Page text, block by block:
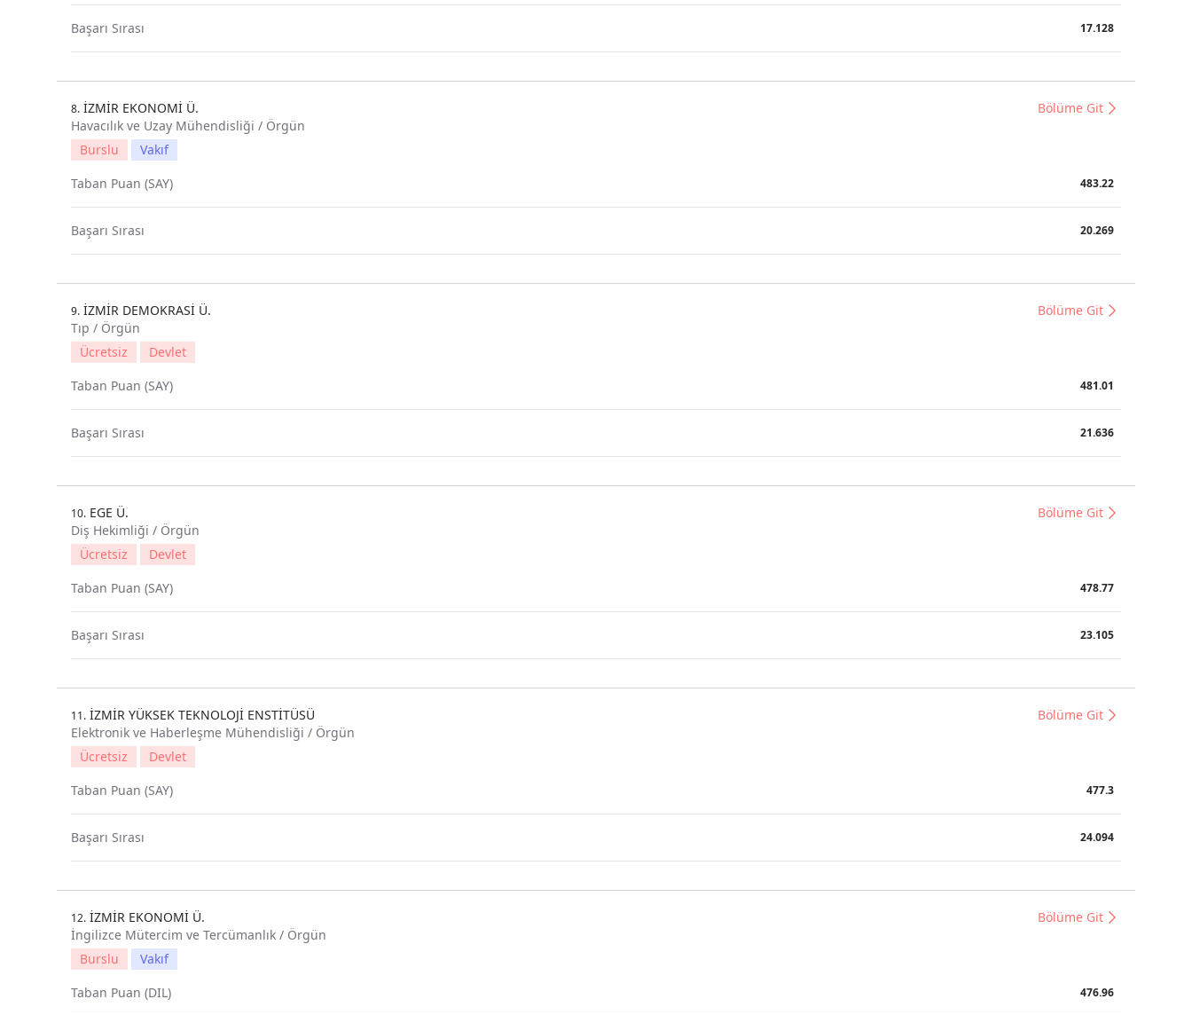
Başarı Sırası 17.128
8. İZMİR EKONOMİ Ü.
Havacılık ve Uzay Mühendisliği / Örgün
Bölüme Git
Burslu
Vakıf
Taban Puan (SAY)
483.22
Başarı Sırası 20.269
9. İZMİR DEMOKRASİ Ü.
Tıp / Örgün
Bölüme Git
Ücretsiz
Devlet
Taban Puan (SAY)
481.01
Başarı Sırası 21.636
10. EGE Ü.
Diş Hekimliği / Örgün
Bölüme Git
Ücretsiz
Devlet
Taban Puan (SAY)
478.77
Başarı Sırası 23.105
11. İZMİR YÜKSEK TEKNOLOJİ ENSTİTÜSÜ
Elektronik ve Haberleşme Mühendisliği / Örgün
Bölüme Git
Ücretsiz
Devlet
Taban Puan (SAY)
477.3
Başarı Sırası 24.094
12. İZMİR EKONOMİ Ü.
İngilizce Mütercim ve Tercümanlık / Örgün
Bölüme Git
Burslu
Vakıf
Taban Puan (DIL)
476.96